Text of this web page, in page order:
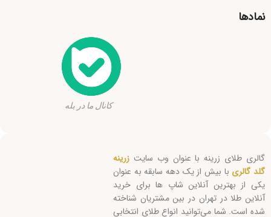
نمادها
کانال ما در بله
گالری طلای زرینه با عنوان وب سایت زرینه
گلد گالری با بیش از یک دهه سابقه به عنوان
یکی از بهترین آنلاین شاپ ها برای خرید
آنلاین طلا در تهران در بین مشتریان شناخته
شده است. شما می‌توانید انواع طلای انتخابی